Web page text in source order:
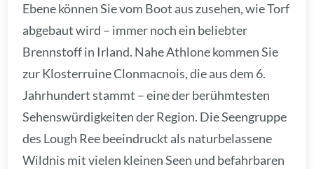
Ebene können Sie vom Boot aus zusehen, wie Torf
abgebaut wird – immer noch ein beliebter
Brennstoff in Irland. Nahe Athlone kommen Sie
zur Klosterruine Clonmacnois, die aus dem 6.
Jahrhundert stammt – eine der berühmtesten
Sehenswürdigkeiten der Region. Die Seengruppe
des Lough Ree beeindruckt als naturbelassene
Wildnis mit vielen kleinen Seen und befahrbaren